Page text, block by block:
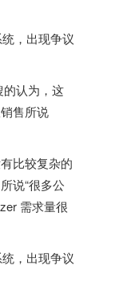
的认为，这
售所说
比较复杂的
说“很多公
需求量很